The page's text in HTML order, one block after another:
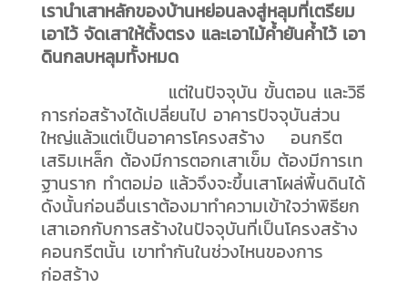
เรานำเสาหลักของบ้านหย่อนลงสู่หลุมที่เตรียม
เอาไว้ จัดเสาให้ตั้งตรง และเอาไม้ค้ำยันค้ำไว้ เอา
ดินกลบหลุมทั้งหมด
แต่ในปัจจุบัน ขั้นตอน และวิธี
การก่อสร้างได้เปลี่ยนไป อาคารปัจจุบันส่วน
ใหญ่แล้วแต่เป็นอาคารโครงสร้าง อนกรีต
เสริมเหล็ก ต้องมีการตอกเสาเข็ม ต้องมีการเท
ฐานราก ทำตอม่อ แล้วจึงจะขึ้นเสาโผล่พื้นดินได้
ดังนั้นก่อนอื่นเราต้องมาทำความเข้าใจว่าพิธียก
เสาเอกกับการสร้างในปัจจุบันที่เป็นโครงสร้าง
คอนกรีตนั้น เขาทำกันในช่วงไหนของการ
ก่อสร้าง